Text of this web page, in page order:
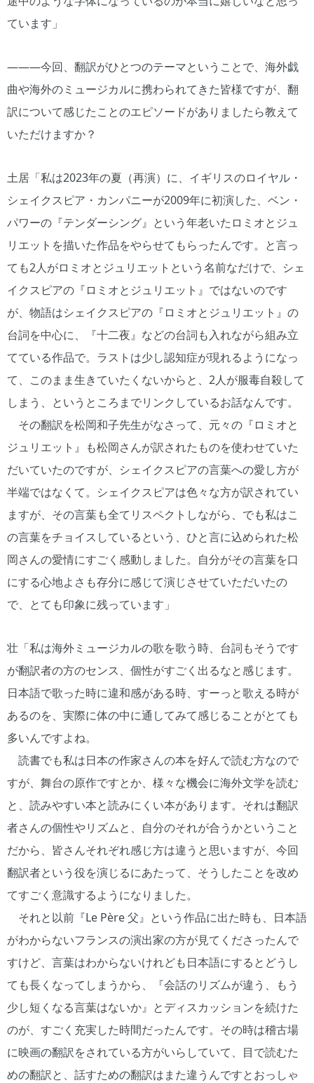
ています」
―――今回、翻訳がひとつのテーマということで、海外戯
曲や海外のミュージカルに携わられてきた皆様ですが、翻
訳について感じたことのエピソードがありましたら教えて
いただけますか？
土居「私は2023年の夏（再演）に、イギリスのロイヤル・
シェイクスピア・カンパニーが2009年に初演した、ベン・
パワーの『テンダーシング』という年老いたロミオとジュ
リエットを描いた作品をやらせてもらったんです。と言っ
ても2人がロミオとジュリエットという名前なだけで、シェ
イクスピアの『ロミオとジュリエット』ではないのです
が、物語はシェイクスピアの『ロミオとジュリエット』の
台詞を中心に、『十二夜』などの台詞も入れながら組み立
てている作品で。ラストは少し認知症が現れるようになっ
て、このまま生きていたくないからと、2人が服毒自殺して
しまう、というところまでリンクしているお話なんです。
その翻訳を松岡和子先生がなさって、元々の『ロミオと
ジュリエット』も松岡さんが訳されたものを使わせていた
だいていたのですが、シェイクスピアの言葉への愛し方が
半端ではなくて。シェイクスピアは色々な方が訳されてい
ますが、その言葉も全てリスペクトしながら、でも私はこ
の言葉をチョイスしているという、ひと言に込められた松
岡さんの愛情にすごく感動しました。自分がその言葉を口
にする心地よさも存分に感じて演じさせていただいたの
で、とても印象に残っています」
壮「私は海外ミュージカルの歌を歌う時、台詞もそうです
が翻訳者の方のセンス、個性がすごく出るなと感じます。
日本語で歌った時に違和感がある時、すーっと歌える時が
あるのを、実際に体の中に通してみて感じることがとても
多いんですよね。
読書でも私は日本の作家さんの本を好んで読む方なので
すが、舞台の原作ですとか、様々な機会に海外文学を読む
と、読みやすい本と読みにくい本があります。それは翻訳
者さんの個性やリズムと、自分のそれが合うかということ
だから、皆さんそれぞれ感じ方は違うと思いますが、今回
翻訳者という役を演じるにあたって、そうしたことを改め
てすごく意識するようになりました。
それと以前『Le Père 父』という作品に出た時も、日本語
がわからないフランスの演出家の方が見てくださったんで
すけど、言葉はわからないけれども日本語にするとどうし
ても長くなってしまうから、『会話のリズムが違う、もう
少し短くなる言葉はないか』とディスカッションを続けた
のが、すごく充実した時間だったんです。その時は稽古場
に映画の翻訳をされている方がいらしていて、目で読むた
めの翻訳と、話すための翻訳はまた違うんですとおっしゃ